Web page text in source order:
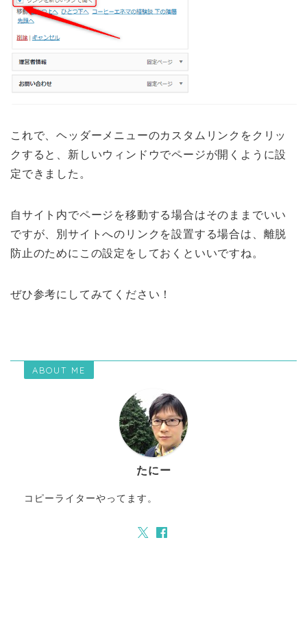
これで、ヘッダーメニューのカスタムリンクをクリッ
クすると、新しいウィンドウでページが開くように設
定できました。
自サイト内でページを移動する場合はそのままでいい
ですが、別サイトへのリンクを設置する場合は、離脱
防止のためにこの設定をしておくといいですね。
ぜひ参考にしてみてください！
ABOUT ME
たにー
コピーライターやってます。